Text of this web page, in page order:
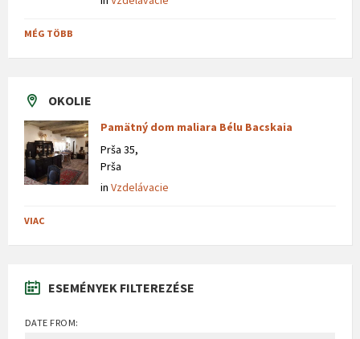
MÉG TÖBB
OKOLIE
Pamätný dom maliara Bélu Bacskaia
Prša 35,
Prša
in Vzdelávacie
VIAC
ESEMÉNYEK FILTEREZÉSE
DATE FROM: